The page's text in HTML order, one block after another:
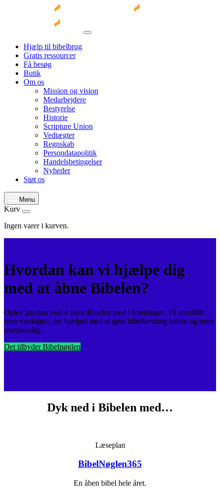
Hjælp til bibelbrug
Gratis ressourcer
Få besøg
Butik
Om os
Mission og vision
Medarbejdere
Bestyrelse
Historie
Scripture Union
Vedtægter
Regnskab
Persondatapolitik
Handelsbetingelser
Nyheder
Støt os
Menu
Kurv
Ingen varer i kurven.
Hvordan kan vi hjælpe dig
med at åbne Bibelen?
Oplev glæden ved at have Bibelen med i hverdagen. Få overblik
over værktøjer, der hjælper med at gøre bibellæsning lettere og mere
overskuelig.
Det tilbyder Bibelnøglen
Dyk ned i Bibelen med…
Læseplan
BibelNøglen365
En åben bibel hele året.